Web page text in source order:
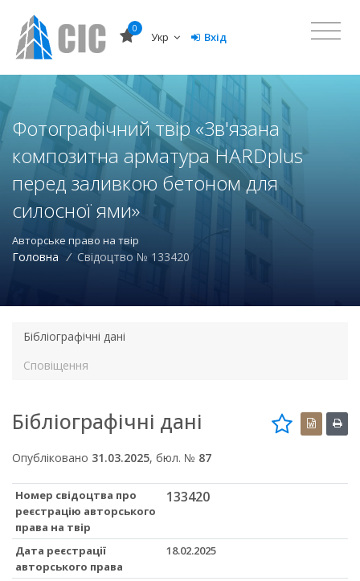
0
Укр Вхід
Фотографічний твір «Зв'язана
композитна арматура HARDplus
перед заливкою бетоном для
силосної ями»
Авторське право на твір
Головна / Свідоцтво № 133420
Бібліографічні дані
Сповіщення
Бібліографічні дані
Опубліковано 31.03.2025, бюл. № 87
Номер свідоцтва про
реєстрацію авторського
права на твір
133420
Дата реєстрації
авторського права
18.02.2025